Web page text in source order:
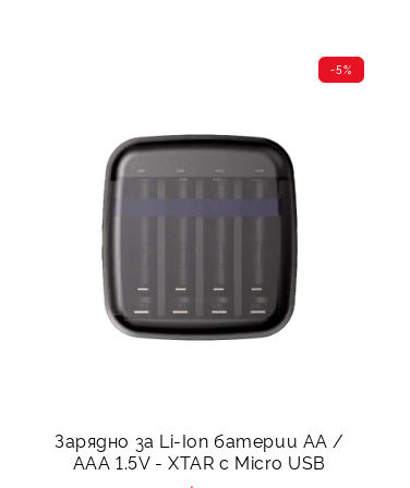
Зарядно за Li-Ion батерии АА /
ААА 1.5V - XTAR с Micro USB
-5%